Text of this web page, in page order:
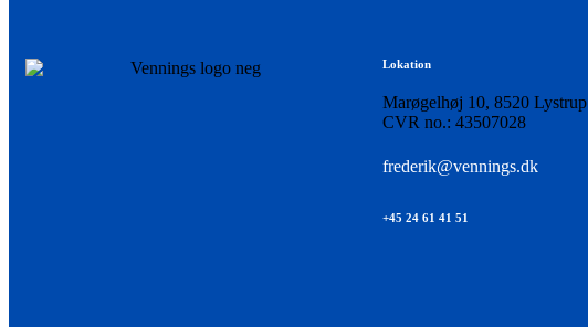
Lokation
Marøgelhøj 10, 8520 Lystrup
CVR no.: 43507028
frederik@vennings.dk
+45 24 61 41 51